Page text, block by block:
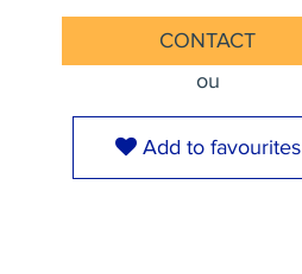
CONTACT
ou
Add to favourites